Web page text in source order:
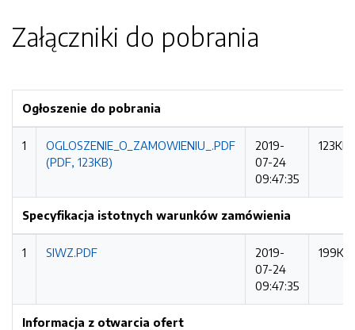
Załączniki do pobrania
Ogłoszenie do pobrania
1
OGLOSZENIE_O_ZAMOWIENIU_.PDF
(PDF, 123KB)
2019-
07-24
09:47:35
123KB
Specyfikacja istotnych warunków zamówienia
1 SIWZ.PDF
2019-
07-24
09:47:35
199KB
Informacja z otwarcia ofert